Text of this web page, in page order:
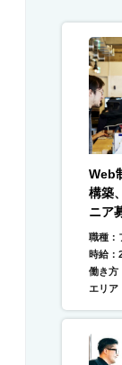
Web
構築
ニア
職種：
時給：
働き方
エリア